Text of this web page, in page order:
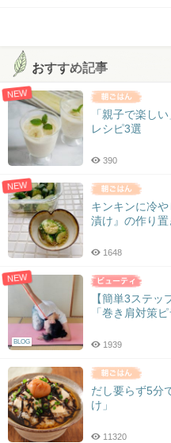
おすすめ記事
NEW
「親子で楽し
レシピ3選
390
NEW
キンキンに冷
漬け』の作り置
1648
NEW
BLOG
【簡単3ステッ
「巻き肩対策ピ
1939
だし要らず5分
け」
11320